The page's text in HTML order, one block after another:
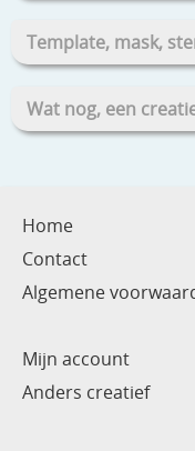
Template, mask,
Wat nog, een
Home
Contact
Algemene
Mijn account
Anders creatief